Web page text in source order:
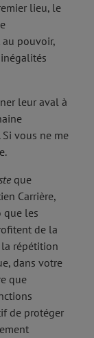
lieu, le
pouvoir,
leur aval à
Si vous ne me
que
Carrière,
que les
de la
répétition
dans votre
que
de protéger